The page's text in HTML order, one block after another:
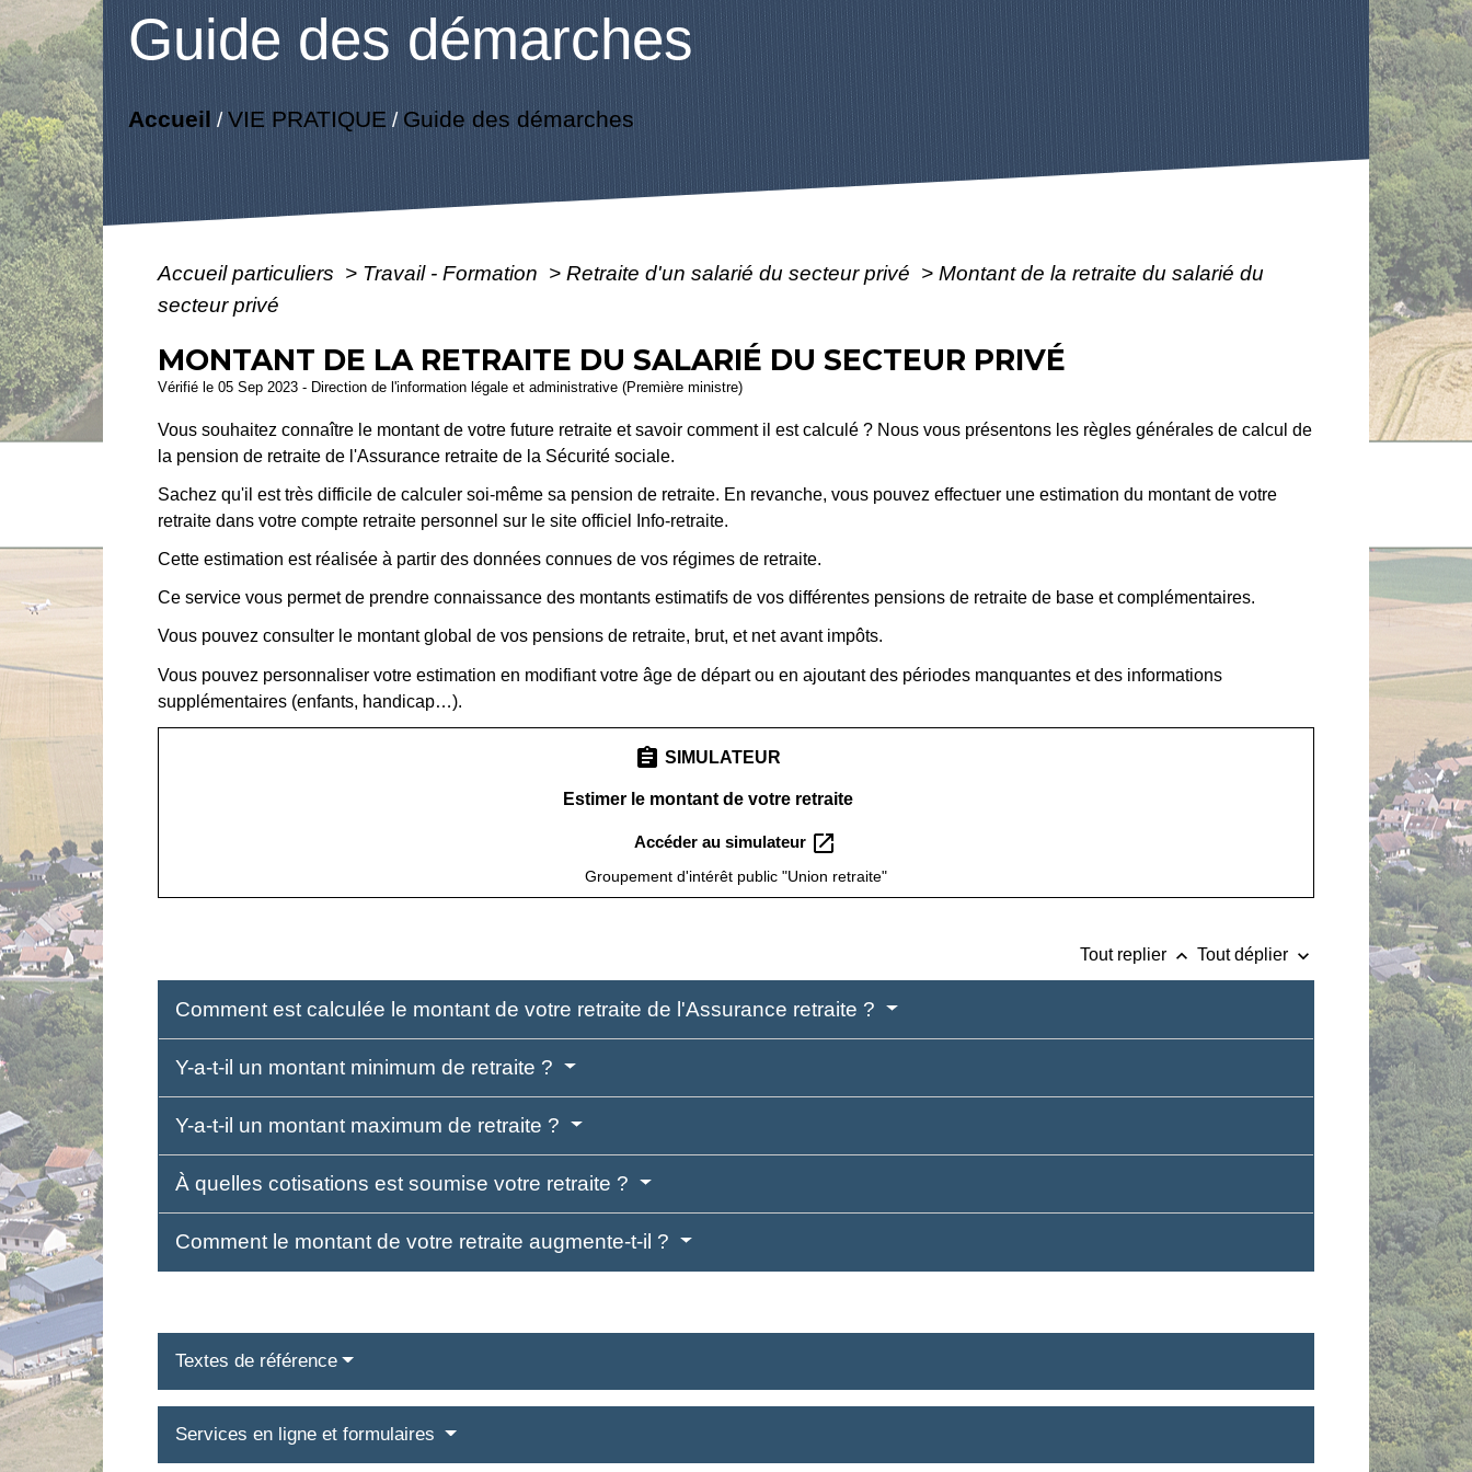
Guide des démarches
Accueil /VIE PRATIQUE/ Guide des démarches
Accueil particuliers > Travail - Formation > Retraite d'un salarié du secteur privé > Montant de la retraite du salarié du
secteur privé
MONTANT DE LA RETRAITE DU SALARIÉ DU SECTEUR PRIVÉ
Vérifié le 05 Sep 2023 - Direction de l'information légale et administrative (Première ministre)
Vous souhaitez connaître le montant de votre future retraite et savoir comment il est calculé ? Nous vous présentons les règles générales de calcul de
la pension de retraite de l'Assurance retraite de la Sécurité sociale.
Sachez qu'il est très difficile de calculer soi-même sa pension de retraite. En revanche, vous pouvez effectuer une estimation du montant de votre
retraite dans votre compte retraite personnel sur le site officiel Info-retraite.
Cette estimation est réalisée à partir des données connues de vos régimes de retraite.
Ce service vous permet de prendre connaissance des montants estimatifs de vos différentes pensions de retraite de base et complémentaires.
Vous pouvez consulter le montant global de vos pensions de retraite, brut, et net avant impôts.
Vous pouvez personnaliser votre estimation en modifiant votre âge de départ ou en ajoutant des périodes manquantes et des informations
supplémentaires (enfants, handicap…).
assignment SIMULATEUR
Estimer le montant de votre retraite
Accéder au simulateur open_in_new
Groupement d'intérêt public "Union retraite"
Tout replier keyboard_arrow_up Tout déplier keyboard_arrow_down
Comment est calculée le montant de votre retraite de l'Assurance retraite ?
Y-a-t-il un montant minimum de retraite ?
Y-a-t-il un montant maximum de retraite ?
À quelles cotisations est soumise votre retraite ?
Comment le montant de votre retraite augmente-t-il ?
Textes de référence
Services en ligne et formulaires